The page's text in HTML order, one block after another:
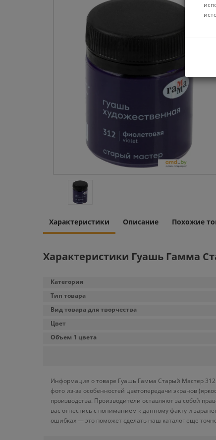
Характеристики Описание Похожие
Характеристики Гуашь Гамма
Категория
Тип товара
Вид товара для творчества
Цвет
Объем 1 цвета
Информация о товаре Гуашь Гамма Старый Мастер
фото из-за особенностей цветопередачи экранов
производства. Производители оставляют за собой
вас отнестись с пониманием к данному факту и
ошибках — это поможет сделать наш каталог еще